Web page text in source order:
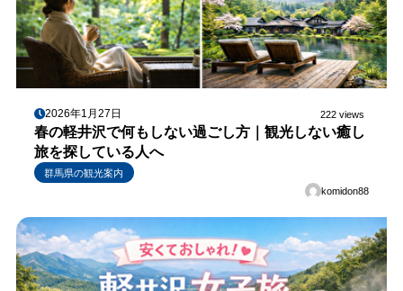
2026年1月27日 222 views
春の軽井沢で何もしない過ごし方｜観光しない癒し
旅を探している人へ
群馬県の観光案内
komidon88